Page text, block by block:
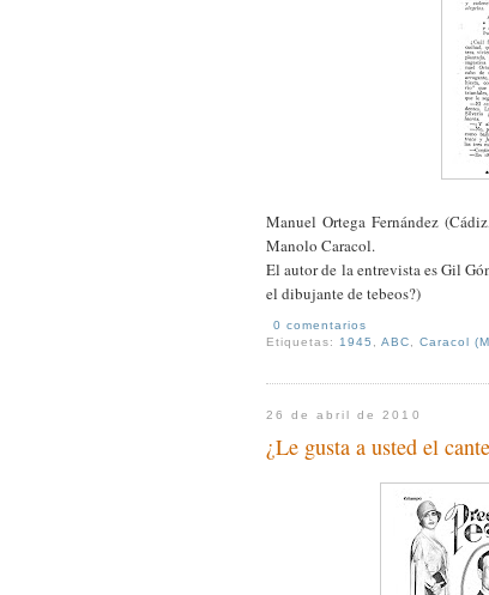
Manuel Ortega Fernández
Manolo Caracol.
El autor de la entrevista es Gil
el dibujante de tebeos?)
0 comentarios
Etiquetas: 1945 ,ABC ,Caracol
26 de abril de 2010
¿Le gusta a usted el